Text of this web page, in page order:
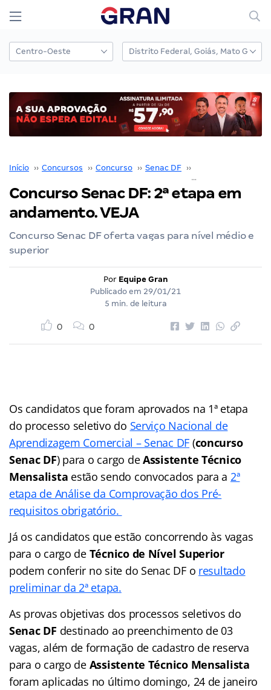
Início ›› Concursos ›› Concurso ›› Senac DF ››
Concurso Senac DF: 2ª etapa em
andamento. VEJA
Concurso Senac DF oferta vagas para nível médio e
superior
Por Equipe Gran
Publicado em 29/01/21
5 min. de leitura
0 0
Os candidatos que foram aprovados na 1ª etapa
do processo seletivo do Serviço Nacional de
Aprendizagem Comercial – Senac DF (concurso
Senac DF) para o cargo deAssistente Técnico
Mensalista estão sendo convocados para a 2ª
etapa de Análise da Comprovação dos Pré-
requisitos obrigatório.
Já os candidatos que estão concorrendo às vagas
para o cargo de Técnico de Nível Superior
podem conferir no site do Senac DF o resultado
preliminar da 2ª etapa.
As provas objetivas dos processos seletivos do
Senac DF destinado ao preenchimento de 03
vagas, além de formação de cadastro de reserva
para o cargo de Assistente Técnico Mensalista
foram aplicadas no último domingo, 24 de janeiro